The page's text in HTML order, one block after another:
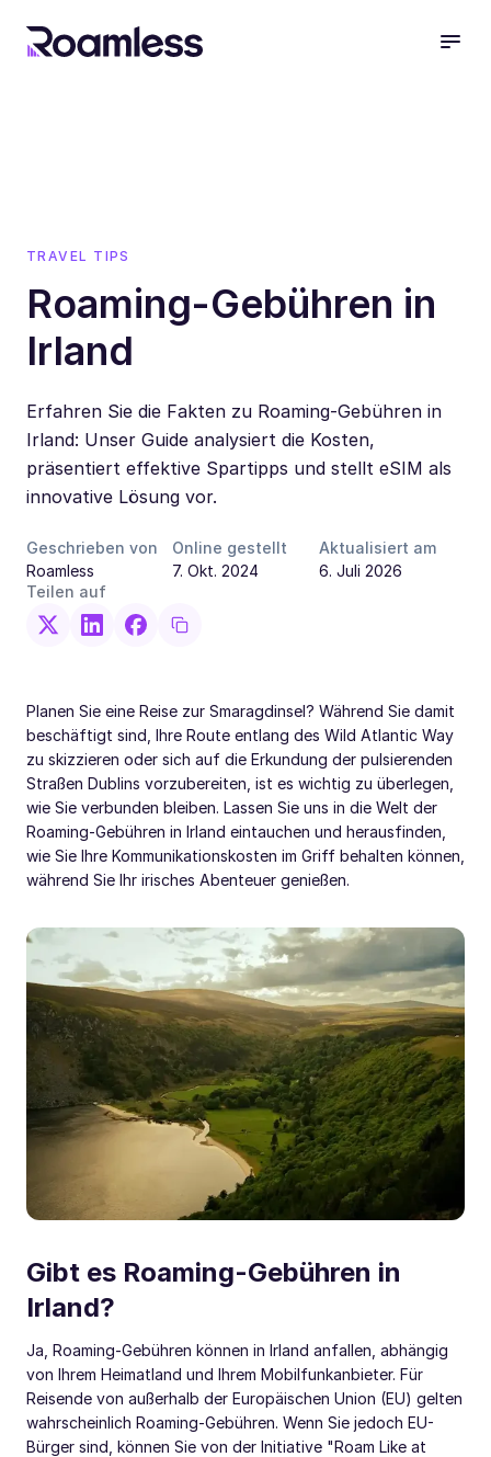
TRAVEL TIPS
Roaming-Gebühren in
Irland
Erfahren Sie die Fakten zu Roaming-Gebühren in
Irland: Unser Guide analysiert die Kosten,
präsentiert effektive Spartipps und stellt eSIM als
innovative Lösung vor.
Geschrieben von
Roamless
Online gestellt
7. Okt. 2024
Aktualisiert am
6. Juli 2026
Teilen auf
Planen Sie eine Reise zur Smaragdinsel? Während Sie damit
beschäftigt sind, Ihre Route entlang des Wild Atlantic Way
zu skizzieren oder sich auf die Erkundung der pulsierenden
Straßen Dublins vorzubereiten, ist es wichtig zu überlegen,
wie Sie verbunden bleiben. Lassen Sie uns in die Welt der
Roaming-Gebühren in Irland eintauchen und herausfinden,
wie Sie Ihre Kommunikationskosten im Griff behalten können,
während Sie Ihr irisches Abenteuer genießen.
Gibt es Roaming-Gebühren in
Irland?
Ja, Roaming-Gebühren können in Irland anfallen, abhängig
von Ihrem Heimatland und Ihrem Mobilfunkanbieter. Für
Reisende von außerhalb der Europäischen Union (EU) gelten
wahrscheinlich Roaming-Gebühren. Wenn Sie jedoch EU-
Bürger sind, können Sie von der Initiative "Roam Like at